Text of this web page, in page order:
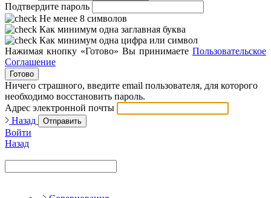
Подтвердите пароль
Не менее 8 символов
Как минимум одна заглавная буква
Как минимум одна цифра или символ
Нажимая кнопку «Готово» Вы принимаете Пользовательское
Соглашение
Готово
Ничего страшного, введите email пользователя, для которого
необходимо восстановить пароль.
Адрес электронной почты
Назад
Отправить
Войти
Назад